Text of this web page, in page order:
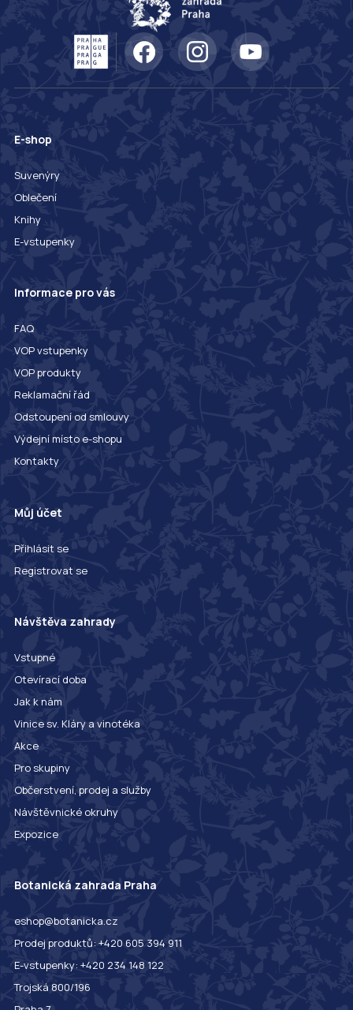
E-shop
Suvenýry
Oblečení
Knihy
E-vstupenky
Informace pro vás
FAQ
VOP vstupenky
VOP produkty
Reklamační řád
Odstoupení od smlouvy
Výdejní místo e-shopu
Kontakty
Můj účet
Přihlásit se
Registrovat se
Návštěva zahrady
Vstupné
Otevírací doba
Jak k nám
Vinice sv. Kláry a vinotéka
Akce
Pro skupiny
Občerstvení, prodej a služby
Návštěvnické okruhy
Expozice
Botanická zahrada Praha
eshop@botanicka.cz
Prodej produktů: +420 605 394 911
E-vstupenky: +420 234 148 122
Trojská 800/196